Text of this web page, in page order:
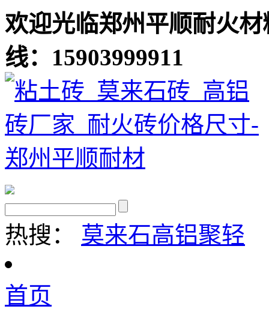
欢迎光临郑州平顺耐火
线：15903999911
热搜： 莫来石高铝聚轻
首页